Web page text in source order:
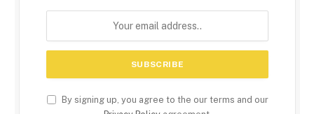
By signing up, you agree to the our terms and our